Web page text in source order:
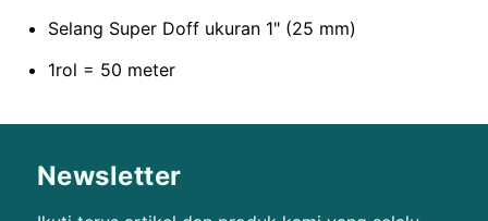
Selang Super Doff ukuran 1" (25 mm)
1rol = 50 meter
Newsletter